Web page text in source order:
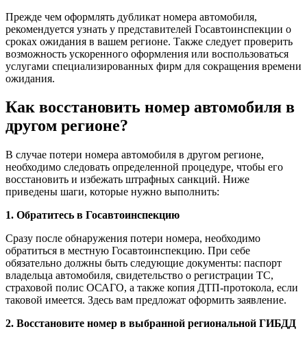
Прежде чем оформлять дубликат номера автомобиля,
рекомендуется узнать у представителей Госавтоинспекции о
сроках ожидания в вашем регионе. Также следует проверить
возможность ускоренного оформления или воспользоваться
услугами специализированных фирм для сокращения времени
ожидания.
Как восстановить номер автомобиля в
другом регионе?
В случае потери номера автомобиля в другом регионе,
необходимо следовать определенной процедуре, чтобы его
восстановить и избежать штрафных санкций. Ниже
приведены шаги, которые нужно выполнить:
1. Обратитесь в Госавтоинспекцию
Сразу после обнаружения потери номера, необходимо
обратиться в местную Госавтоинспекцию. При себе
обязательно должны быть следующие документы: паспорт
владельца автомобиля, свидетельство о регистрации ТС,
страховой полис ОСАГО, а также копия ДТП-протокола, если
таковой имеется. Здесь вам предложат оформить заявление.
2. Восстановите номер в выбранной региональной ГИБДД